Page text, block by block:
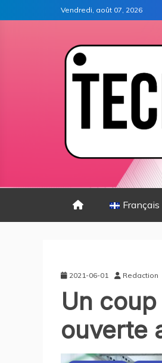
Vendredi, août 07, 2026
Français
2021-06-01 Redaction
Un
ouverte